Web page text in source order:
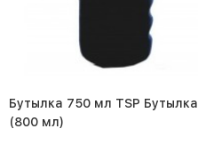
Бутылка 750 мл TSP Бутылка
(800 мл)